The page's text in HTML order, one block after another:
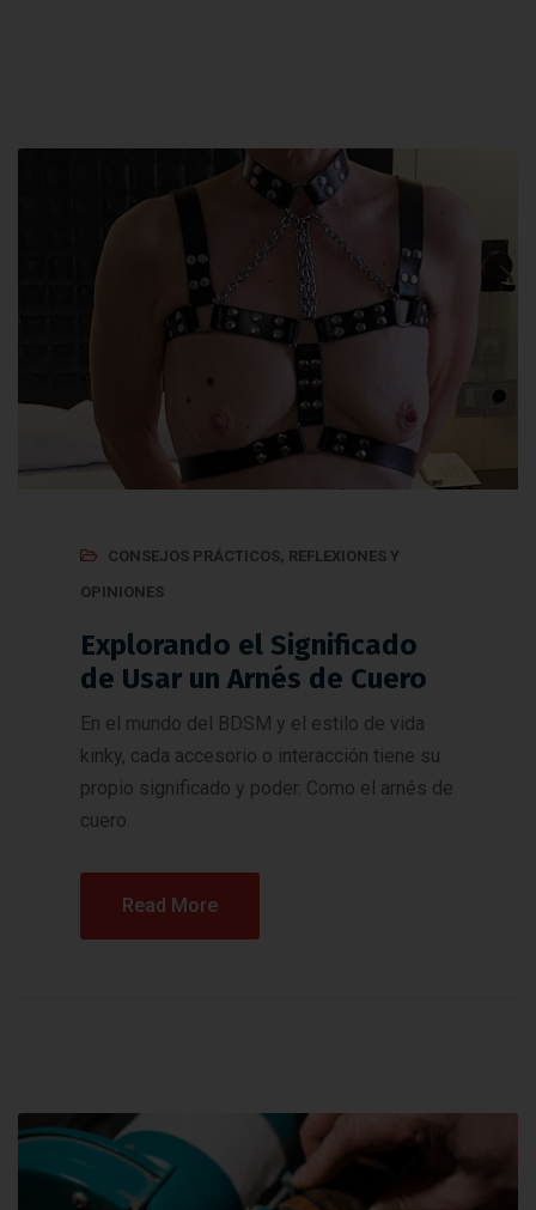
CONSEJOS PRÁCTICOS, REFLEXIONES Y
OPINIONES
Explorando el Significado
de Usar un Arnés de Cuero
En el mundo del BDSM y el estilo de vida
kinky, cada accesorio o interacción tiene su
propio significado y poder. Como el arnés de
cuero.
Read More